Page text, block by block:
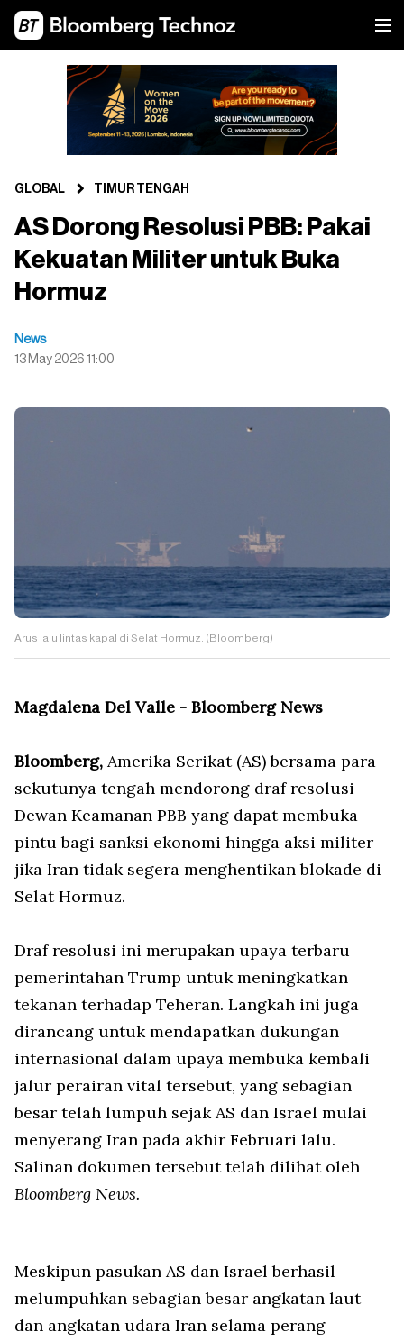
GLOBAL TIMUR TENGAH
AS Dorong Resolusi PBB: Pakai
Kekuatan Militer untuk Buka
Hormuz
News
13 May 2026 11:00
Arus lalu lintas kapal di Selat Hormuz. (Bloomberg)
Magdalena Del Valle - Bloomberg News
Bloomberg, Amerika Serikat (AS) bersama para
sekutunya tengah mendorong draf resolusi
Dewan Keamanan PBB yang dapat membuka
pintu bagi sanksi ekonomi hingga aksi militer
jika Iran tidak segera menghentikan blokade di
Selat Hormuz.
Draf resolusi ini merupakan upaya terbaru
pemerintahan Trump untuk meningkatkan
tekanan terhadap Teheran. Langkah ini juga
dirancang untuk mendapatkan dukungan
internasional dalam upaya membuka kembali
jalur perairan vital tersebut, yang sebagian
besar telah lumpuh sejak AS dan Israel mulai
menyerang Iran pada akhir Februari lalu.
Salinan dokumen tersebut telah dilihat oleh
Bloomberg News.
Meskipun pasukan AS dan Israel berhasil
melumpuhkan sebagian besar angkatan laut
dan angkatan udara Iran selama perang